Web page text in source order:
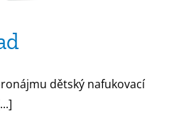
dětský nafukovací